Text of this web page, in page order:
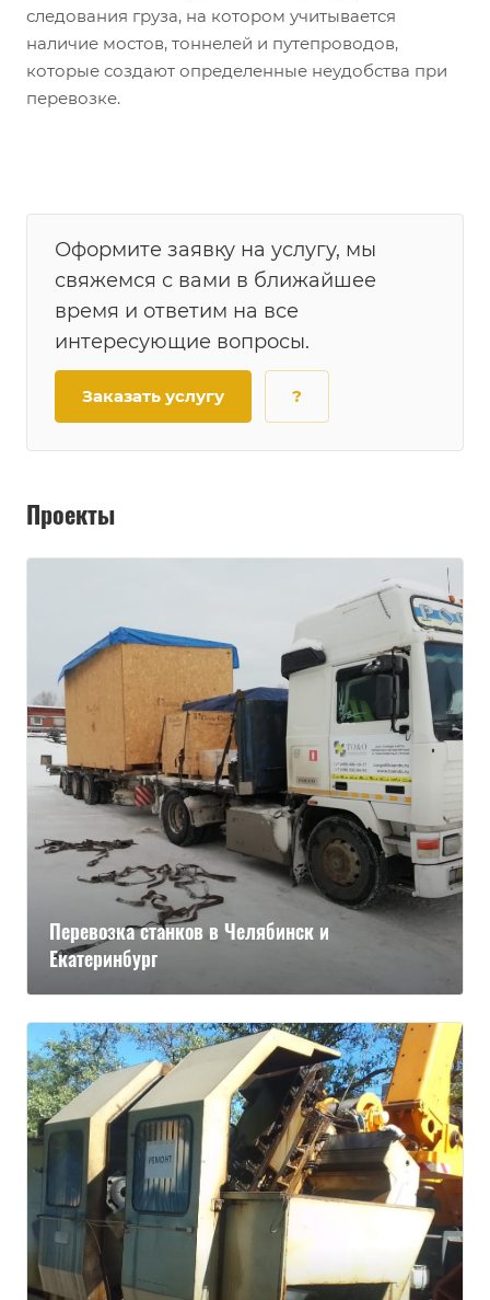
следования груза, на котором учитывается
наличие мостов, тоннелей и путепроводов,
которые создают определенные неудобства при
перевозке.
Оформите заявку на услугу, мы
свяжемся с вами в ближайшее
время и ответим на все
интересующие вопросы.
Заказать услугу ?
Проекты
Перевозка станков в Челябинск и
Екатеринбург